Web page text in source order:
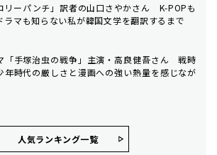
リーパンチ」訳者の山口さやかさん K-POPも
ラマも知らない私が韓国文学を翻訳するまで
「手塚治虫の戦争」主演・高良健吾さん 戦時
年時代の厳しさと漫画への強い熱量を感じなが
人気ランキング⼀覧